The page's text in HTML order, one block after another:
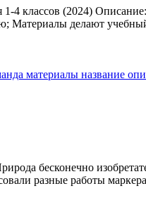
4 классов (2024)
Материалы делают
материалы название
бесконечно
разные работы